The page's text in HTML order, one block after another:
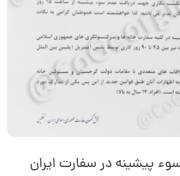
پیشینه در سفارت ایران